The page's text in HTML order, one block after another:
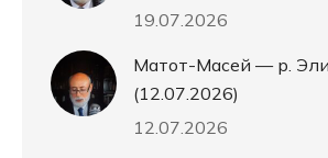
19.07.2026
Матот-Масей — р.
(12.07.2026)
12.07.2026